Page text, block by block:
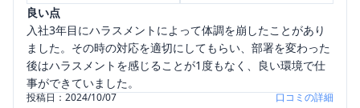
良い点
入社3年目にハラスメントによって体調を崩したことがあり
ました。その時の対応を適切にしてもらい、部署を変わった
後はハラスメントを感じることが1度もなく、良い環境で仕
事ができていました。
投稿日：2024/10/07 口コミの詳細